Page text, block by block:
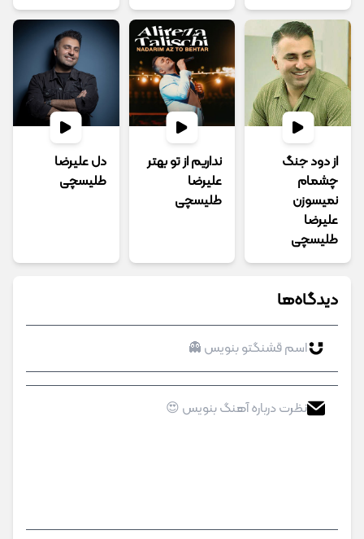
از دود جنگ
چشمام
نمیسوزن
علیرضا
طلیسچی
نداریم از تو بهتر
علیرضا
طلیسچی
دل علیرضا
طلیسچی
دیدگاه‌ها